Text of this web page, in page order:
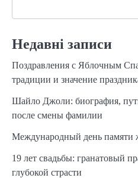
Недавні записи
Поздравления с Яблочным
традиции и значение
Шайло Джоли: биография,
после смены фамилии
Международный день памяти
19 лет свадьбы: гранатовый
глубокой страсти